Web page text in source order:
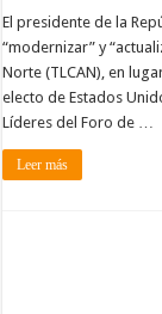
El presidente de la
“modernizar” y
Norte (TLCAN), en
electo de Estados
Líderes del Foro de …
Leer más